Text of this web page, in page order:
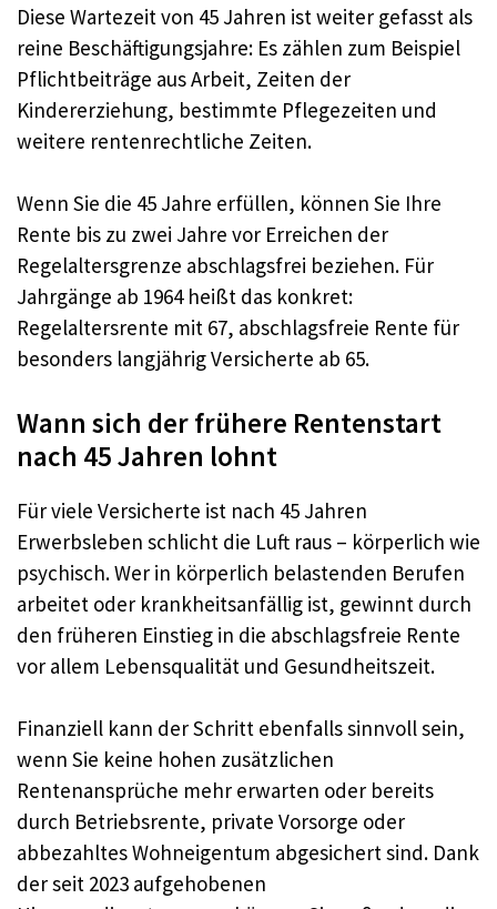
Diese Wartezeit von 45 Jahren ist weiter gefasst als
reine Beschäftigungsjahre: Es zählen zum Beispiel
Pflichtbeiträge aus Arbeit, Zeiten der
Kindererziehung, bestimmte Pflegezeiten und
weitere rentenrechtliche Zeiten.
Wenn Sie die 45 Jahre erfüllen, können Sie Ihre
Rente bis zu zwei Jahre vor Erreichen der
Regelaltersgrenze abschlagsfrei beziehen. Für
Jahrgänge ab 1964 heißt das konkret:
Regelaltersrente mit 67, abschlagsfreie Rente für
besonders langjährig Versicherte ab 65.
Wann sich der frühere Rentenstart
nach 45 Jahren lohnt
Für viele Versicherte ist nach 45 Jahren
Erwerbsleben schlicht die Luft raus – körperlich wie
psychisch. Wer in körperlich belastenden Berufen
arbeitet oder krankheitsanfällig ist, gewinnt durch
den früheren Einstieg in die abschlagsfreie Rente
vor allem Lebensqualität und Gesundheitszeit.
Finanziell kann der Schritt ebenfalls sinnvoll sein,
wenn Sie keine hohen zusätzlichen
Rentenansprüche mehr erwarten oder bereits
durch Betriebsrente, private Vorsorge oder
abbezahltes Wohneigentum abgesichert sind. Dank
der seit 2023 aufgehobenen